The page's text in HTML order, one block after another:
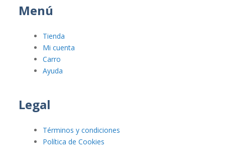
Menú
Tienda
Mi cuenta
Carro
Ayuda
Legal
Términos y condiciones
Política de Cookies